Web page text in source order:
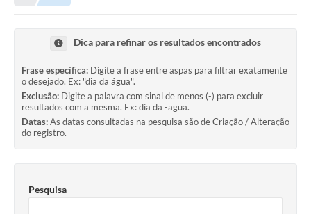
Dica para refinar os resultados encontrados
Frase específica: Digite a frase entre aspas para filtrar exatamente
o desejado. Ex: "dia da água".
Exclusão: Digite a palavra com sinal de menos (-) para excluir
resultados com a mesma. Ex: dia da -agua.
Datas:As datas consultadas na pesquisa são de Criação / Alteração
do registro.
Pesquisa